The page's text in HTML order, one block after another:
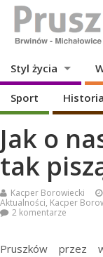
Styl życia
Sport Historia
Jak o
tak
Kacper Borowiecki
Aktualności, Kacper
2 komentarze
Pruszków przez